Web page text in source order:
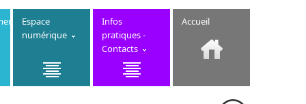
Espace
numérique
Infos
pratiques -
Contacts
Accueil